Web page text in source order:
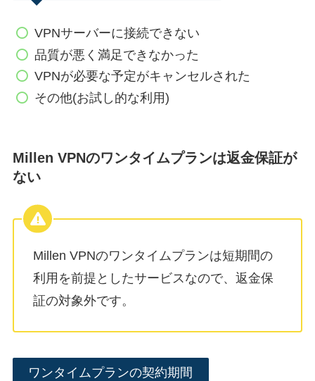
VPNサーバーに接続できない
品質が悪く満足できなかった
VPNが必要な予定がキャンセルされた
その他(お試し的な利用)
Millen VPNのワンタイムプランは返金保証が
ない
Millen VPNのワンタイムプランは短期間の
利用を前提としたサービスなので、返金保
証の対象外です。
ワンタイムプランの契約期間